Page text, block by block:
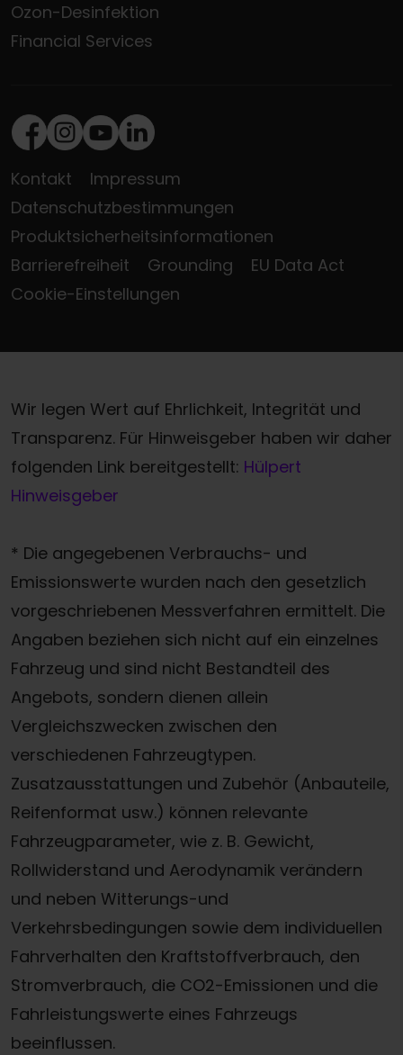
Ozon-Desinfektion
Financial Services
Facebook
Instagram
Youtube
LinkedIn
Kontakt
Impressum
Datenschutzbestimmungen
Produktsicherheitsinformationen
Barrierefreiheit
Grounding
EU Data Act
Cookie-Einstellungen
Wir legen Wert auf Ehrlichkeit, Integrität und
Transparenz. Für Hinweisgeber haben wir daher
folgenden Link bereitgestellt: Hülpert
Hinweisgeber
* Die angegebenen Verbrauchs- und
Emissionswerte wurden nach den gesetzlich
vorgeschriebenen Messverfahren ermittelt. Die
Angaben beziehen sich nicht auf ein einzelnes
Fahrzeug und sind nicht Bestandteil des
Angebots, sondern dienen allein
Vergleichszwecken zwischen den
verschiedenen Fahrzeugtypen.
Zusatzausstattungen und Zubehör (Anbauteile,
Reifenformat usw.) können relevante
Fahrzeugparameter, wie z. B. Gewicht,
Rollwiderstand und Aerodynamik verändern
und neben Witterungs-und
Verkehrsbedingungen sowie dem individuellen
Fahrverhalten den Kraftstoffverbrauch, den
Stromverbrauch, die CO2-Emissionen und die
Fahrleistungswerte eines Fahrzeugs
beeinflussen.